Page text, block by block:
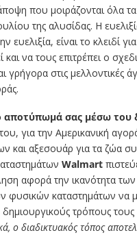
που μοιράζονται όλα
της αλυσίδας. Η
ευελιξία, είναι το κλειδί για
και να τους επιτρέπει ο
γρήγορα στις μελλοντικές
αποτύπωμά σας μέσω του
για την Αμερικανική
και αξεσουάρ για τα ζώα
Walmart
αφορά την ικανότητα των
φυσικών καταστημάτων να
τρόπους τους
ο διαδικτυακός τόπος